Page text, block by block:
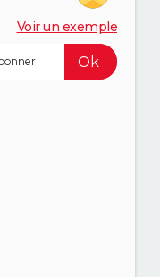
Voir un exemple